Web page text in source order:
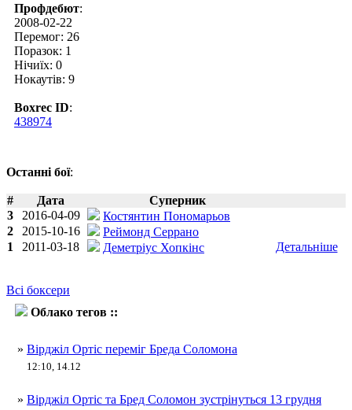
Профдебют:
2008-02-22
Перемог: 26
Поразок: 1
Нічиїх: 0
Нокаутів: 9
Boxrec ID:
438974
Останні бої:
# Дата
Суперник
3
2016-04-09
Костянтин Пономарьов
2
2015-10-16
Реймонд Серрано
1
2011-03-18 Деметріус Хопкінс Детальніше
Всі боксери
Облако тегов ::
» Вірджіл Ортіс переміг Бреда Соломона
12:10, 14.12
» Вірджіл Ортіс та Бред Соломон зустрінуться 13 грудня